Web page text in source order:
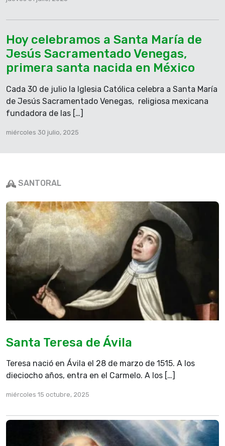
del viento, le entró miedo, comenzó a hundirse y
poca fe, ¿por qué dudaste?» En cuanto subieron a
la barca, el viento se calmó. Los que estaban en la
barca se postraron ante Jesús, diciendo:
«Verdaderamente tú eres el Hijo de Dios».
Palabra del Señor.
Hoy celebramos a Santa María de
Jesús Sacramentado Venegas,
primera santa nacida en México
Cada 30 de julio la Iglesia Católica celebra a Santa María
de Jesús Sacramentado Venegas, religiosa mexicana
fundadora de las […]
miércoles 30 julio, 2025
SANTORAL
Santa Teresa de Ávila
Teresa nació en Ávila el 28 de marzo de 1515. A los
dieciocho años, entra en el Carmelo. A los […]
miércoles 15 octubre, 2025